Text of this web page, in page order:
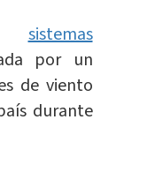
sistemas
por un
de viento
durante